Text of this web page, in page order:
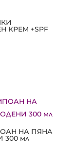
КРЕМ +SPF
НА ПЯНА
300 мл